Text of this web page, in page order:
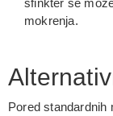
mokrenja.
Pored standardnih